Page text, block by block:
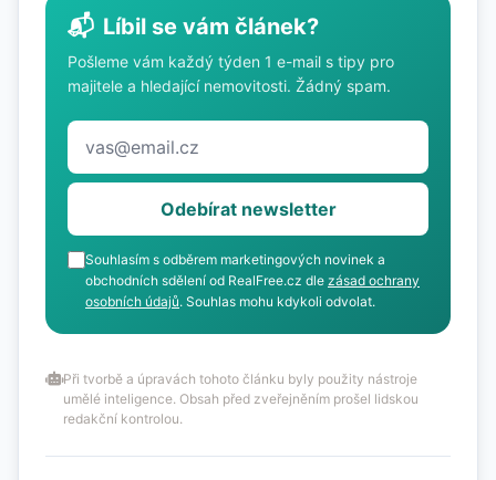
📬 Líbil se vám článek?
Pošleme vám každý týden 1 e-mail s tipy pro
majitele a hledající nemovitosti. Žádný spam.
Odebírat newsletter
Souhlasím s odběrem marketingových novinek a
obchodních sdělení od RealFree.cz dle zásad ochrany
osobních údajů. Souhlas mohu kdykoli odvolat.
Při tvorbě a úpravách tohoto článku byly použity nástroje
umělé inteligence. Obsah před zveřejněním prošel lidskou
redakční kontrolou.